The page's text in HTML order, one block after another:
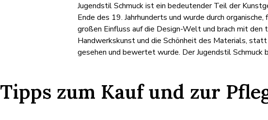
Jugendstil Schmuck ist ein bedeutender Teil der
Ende des 19. Jahrhunderts und wurde durch
großen Einfluss auf die Design-Welt und brach mit
Handwerkskunst und die Schönheit des Materials,
gesehen und bewertet wurde. Der Jugendstil
Tipps zum Kauf und zur